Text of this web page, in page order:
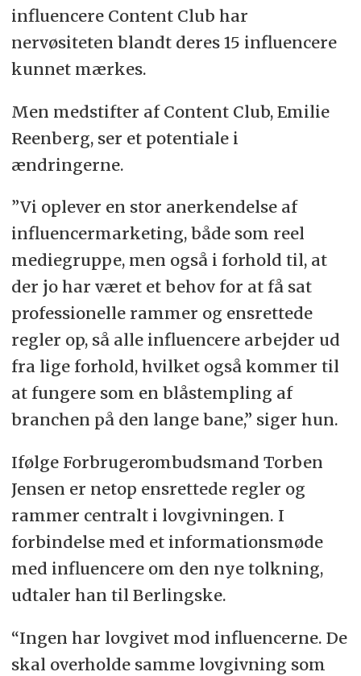
influencere Content Club har
nervøsiteten blandt deres 15 influencere
kunnet mærkes.
Men medstifter af Content Club, Emilie
Reenberg, ser et potentiale i
ændringerne.
”Vi oplever en stor anerkendelse af
influencermarketing, både som reel
mediegruppe, men også i forhold til, at
der jo har været et behov for at få sat
professionelle rammer og ensrettede
regler op, så alle influencere arbejder ud
fra lige forhold, hvilket også kommer til
at fungere som en blåstempling af
branchen på den lange bane,” siger hun.
Ifølge Forbrugerombudsmand Torben
Jensen er netop ensrettede regler og
rammer centralt i lovgivningen. I
forbindelse med et informationsmøde
med influencere om den nye tolkning,
udtaler han til Berlingske.
“Ingen har lovgivet mod influencerne. De
skal overholde samme lovgivning som